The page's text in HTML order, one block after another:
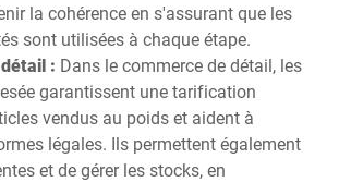
la cohérence en s'assurant que les
sont utilisées à chaque étape.
: Dans le commerce de détail, les
garantissent une tarification
vendus au poids et aident à
légales. Ils permettent également
et de gérer les stocks, en